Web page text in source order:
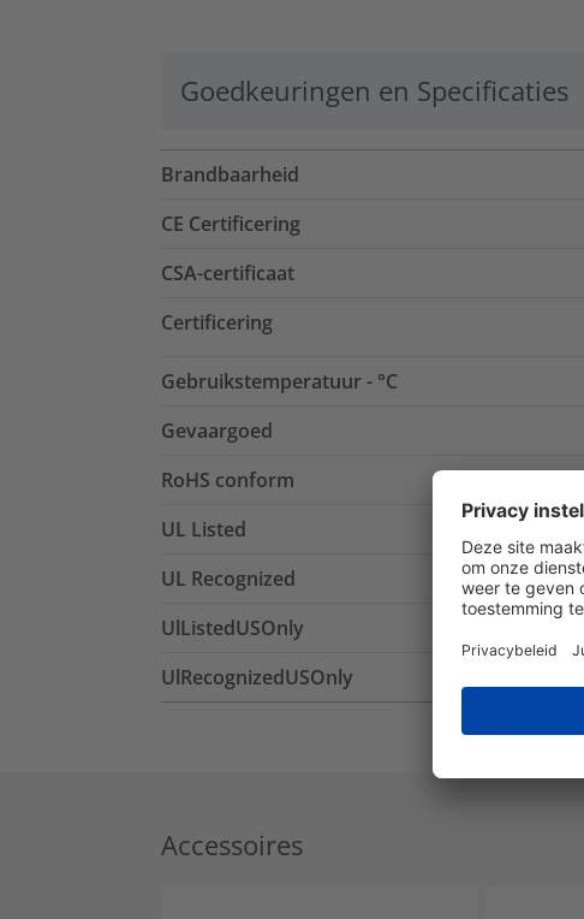
Goedkeuringen en Specificaties
Brandbaarheid
CE Certificering
CSA-certificaat
Certificering
Gebruikstemperatuur - °C
Gevaargoed
RoHS conform
UL Listed
UL Recognized
UlListedUSOnly
UlRecognizedUSOnly
Accessoires